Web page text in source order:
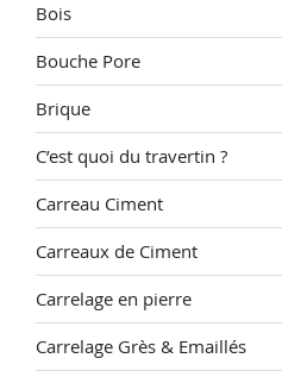
Bois
Bouche Pore
Brique
C’est quoi du travertin ?
Carreau Ciment
Carreaux de Ciment
Carrelage en pierre
Carrelage Grès & Emaillés